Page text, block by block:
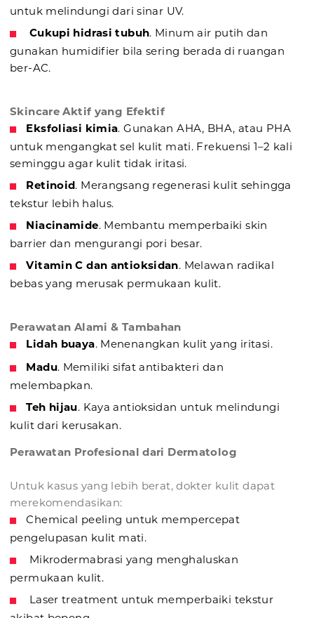
untuk melindungi dari sinar UV.
Cukupi hidrasi tubuh. Minum air putih dan
gunakan humidifier bila sering berada di ruangan
ber-AC.
Skincare Aktif yang Efektif
Eksfoliasi kimia. Gunakan AHA, BHA, atau PHA
untuk mengangkat sel kulit mati. Frekuensi 1–2 kali
seminggu agar kulit tidak iritasi.
Retinoid. Merangsang regenerasi kulit sehingga
tekstur lebih halus.
Niacinamide. Membantu memperbaiki skin
barrier dan mengurangi pori besar.
Vitamin C dan antioksidan. Melawan radikal
bebas yang merusak permukaan kulit.
Perawatan Alami & Tambahan
Lidah buaya. Menenangkan kulit yang iritasi.
Madu. Memiliki sifat antibakteri dan
melembapkan.
Teh hijau. Kaya antioksidan untuk melindungi
kulit dari kerusakan.
Perawatan Profesional dari Dermatolog
Untuk kasus yang lebih berat, dokter kulit dapat
merekomendasikan:
Chemical peeling untuk mempercepat
pengelupasan kulit mati.
Mikrodermabrasi yang menghaluskan
permukaan kulit.
Laser treatment untuk memperbaiki tekstur